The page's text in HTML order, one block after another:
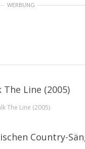
WERBUNG
The Line (2005)
Country-